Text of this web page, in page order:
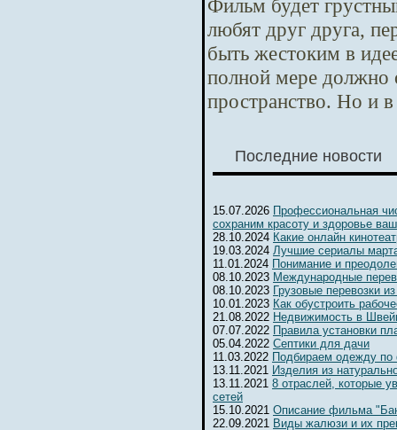
Фильм будет
любят друг друга,
быть жестоким в
полной мере должно
пространство. Но и
Последние новости
15.07.2026 Профессиональная
сохраним красоту и здоровье
28.10.2024 Какие онлайн
19.03.2024 Лучшие сериалы
11.01.2024 Понимание и
08.10.2023 Международные
08.10.2023 Грузовые перевозки
10.01.2023 Как обустроить
21.08.2022 Недвижимость в
07.07.2022 Правила установки
05.04.2022 Септики для дачи
11.03.2022 Подбираем одежду по
13.11.2021 Изделия из
13.11.2021 8 отраслей, которые
сетей
15.10.2021 Описание фильма
22.09.2021 Виды жалюзи и их